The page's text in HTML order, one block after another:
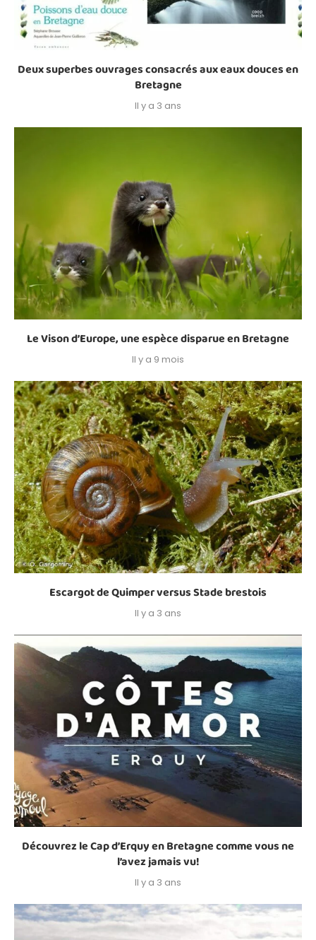
Deux superbes ouvrages consacrés aux eaux douces en
Bretagne
Il y a 3 ans
Le Vison d’Europe, une espèce disparue en Bretagne
Il y a 9 mois
Escargot de Quimper versus Stade brestois
Il y a 3 ans
Découvrez le Cap d’Erquy en Bretagne comme vous ne
l’avez jamais vu!
Il y a 3 ans